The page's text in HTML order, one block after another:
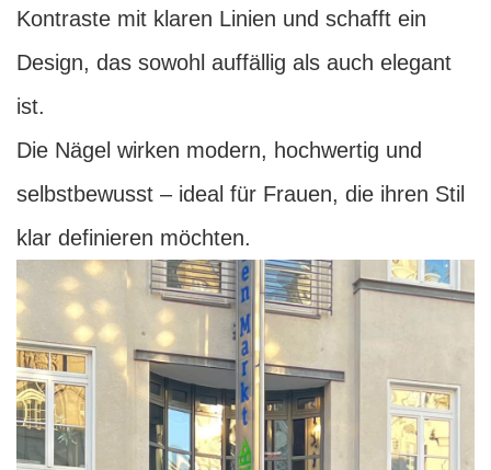
Kontraste mit klaren Linien und schafft ein
Design, das sowohl auffällig als auch elegant
ist.
Die Nägel wirken modern, hochwertig und
selbstbewusst – ideal für Frauen, die ihren Stil
klar definieren möchten.